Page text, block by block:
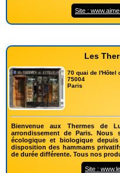
Site :
Les
70 quai de l'Hôtel
75004
Paris
Bienvenue aux Thermes de
arrondissement de Paris. Nous
écologique et biologique
disposition des hammams
de durée différente. Tous nos
Site :